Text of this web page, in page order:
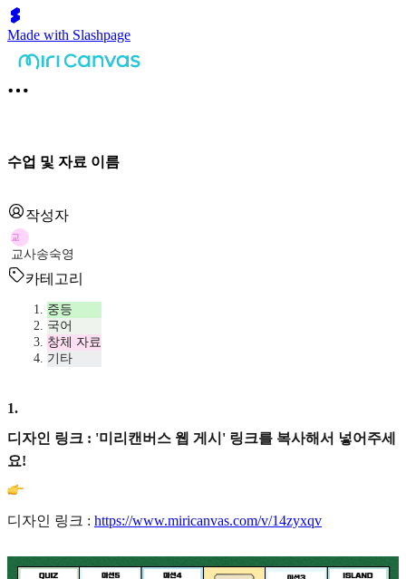
Made with Slashpage
수업 및 자료 이름
작성자
교
교사송숙영
카테고리
중등
국어
창체 자료
기타
1.
디자인 링크 : '미리캔버스 웹 게시' 링크를 복사해서 넣어주세
요!
디자인 링크 : https://www.miricanvas.com/v/14zyxqv